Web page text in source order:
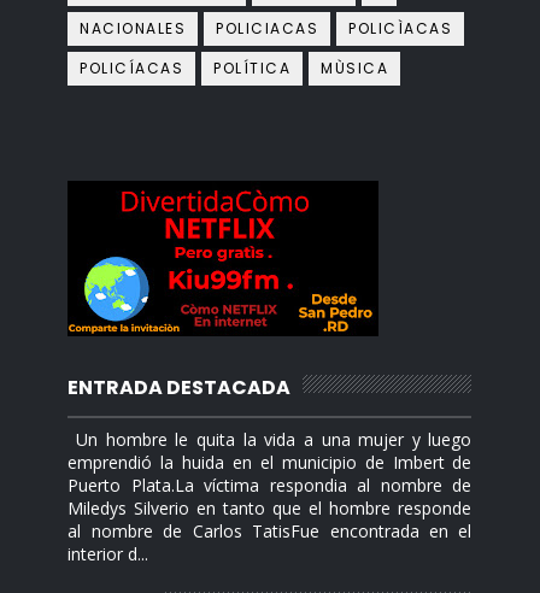
NACIONALES
POLICIACAS
POLICÌACAS
POLICÍACAS
POLÍTICA MÙSICA
ENTRADA DESTACADA
Un hombre le quita la vida a una mujer y luego
emprendió la huida en el municipio de Imbert de
Puerto Plata.La víctima respondia al nombre de
Miledys Silverio en tanto que el hombre responde
al nombre de Carlos TatisFue encontrada en el
interior d...